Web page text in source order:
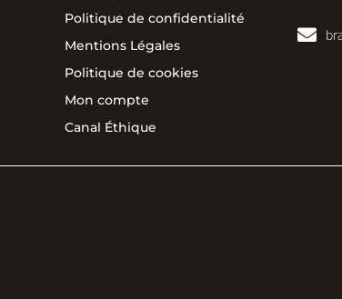
Politique de confidentialité
Mentions Légales
Politique de cookies
Mon compte
Canal Éthique
